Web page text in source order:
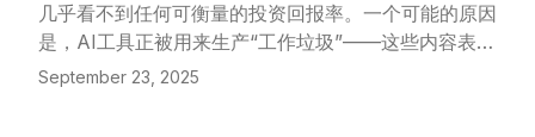
几乎看不到任何可衡量的投资回报率。一个可能的原因
是，AI工具正被用来生产“工作垃圾”——这些内容表面
光鲜，实则空洞无物。
September 23, 2025